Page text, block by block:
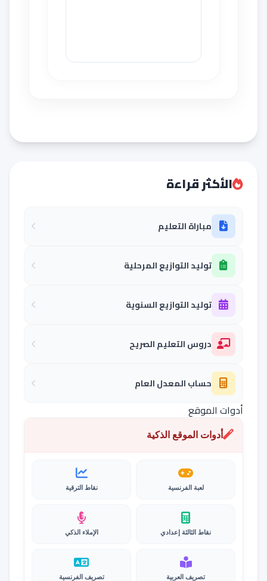
الأكثر قراءة
مباراة التعليم
توليد التوازيع المرحلية
توليد التوازيع السنوية
دروس التعليم الصريح
حساب المعدل العام
أدوات الموقع
أدوات الموقع الذكية
لعبة الفرنسية نقاط الترقية
نقاط الثالثة إعدادي الإملاء الذكي
تصريف العربية تصريف الفرنسية